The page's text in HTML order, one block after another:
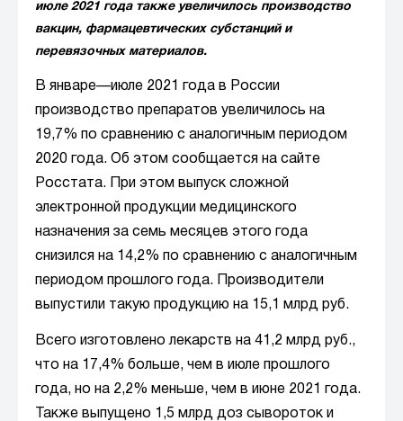
июле 2021 года также увеличилось производство
вакцин, фармацевтических субстанций и
перевязочных материалов.
В январе—июле 2021 года в России
производство препаратов увеличилось на
19,7% по сравнению с аналогичным периодом
2020 года. Об этом сообщается на сайте
Росстата. При этом выпуск сложной
электронной продукции медицинского
назначения за семь месяцев этого года
снизился на 14,2% по сравнению с аналогичным
периодом прошлого года. Производители
выпустили такую продукцию на 15,1 млрд руб.
Всего изготовлено лекарств на 41,2 млрд руб.,
что на 17,4% больше, чем в июле прошлого
года, но на 2,2% меньше, чем в июне 2021 года.
Также выпущено 1,5 млрд доз сывороток и